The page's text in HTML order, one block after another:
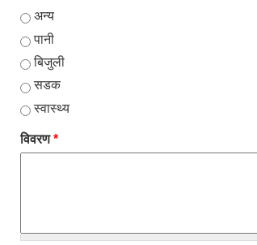
अन्य
पानी
बिजुली
सडक
स्वास्थ्य
विवरण*